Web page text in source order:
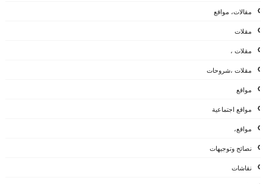
مقالات، مواقع
مقلات
مقلات ،
مقلات ،شروحات
مواقع
مواقع اجتماعية
مواقع،
نصائح وتوجيهات
نقاشات